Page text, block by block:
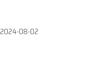
2024-08-02